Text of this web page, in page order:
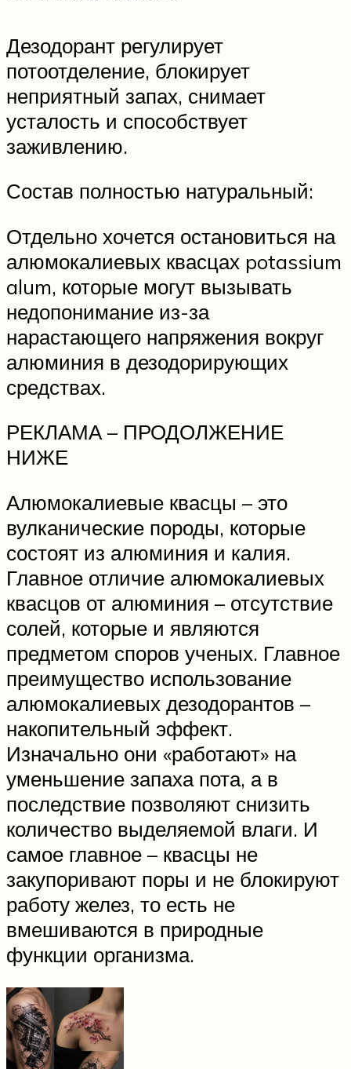
Дезодорант регулирует
потоотделение, блокирует
неприятный запах, снимает
усталость и способствует
заживлению.
Состав полностью натуральный:
Отдельно хочется остановиться на
алюмокалиевых квасцах potassium
alum, которые могут вызывать
недопонимание из-за
нарастающего напряжения вокруг
алюминия в дезодорирующих
средствах.
РЕКЛАМА – ПРОДОЛЖЕНИЕ
НИЖЕ
Алюмокалиевые квасцы – это
вулканические породы, которые
состоят из алюминия и калия.
Главное отличие алюмокалиевых
квасцов от алюминия – отсутствие
солей, которые и являются
предметом споров ученых. Главное
преимущество использование
алюмокалиевых дезодорантов –
накопительный эффект.
Изначально они «работают» на
уменьшение запаха пота, а в
последствие позволяют снизить
количество выделяемой влаги. И
самое главное – квасцы не
закупоривают поры и не блокируют
работу желез, то есть не
вмешиваются в природные
функции организма.